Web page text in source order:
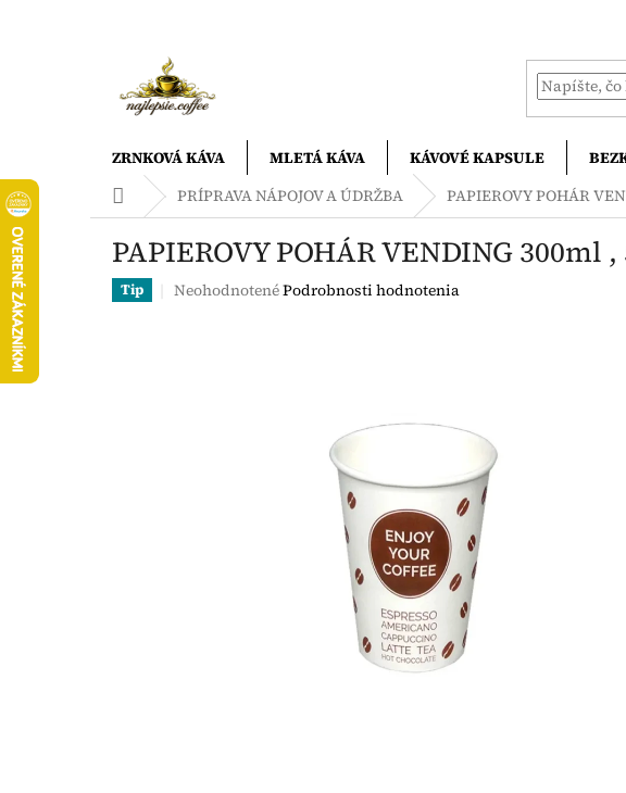
ZRNKOVÁ KÁVA MLETÁ KÁVA KÁVOVÉ KAPSULE
DomovPRÍPRAVA NÁPOJOV A ÚDRŽBA PAPIEROVY POHÁR
PAPIEROVY POHÁR VENDING 300ml ,
Tip
Priemerné
NeohodnotenéPodrobnosti hodnotenia